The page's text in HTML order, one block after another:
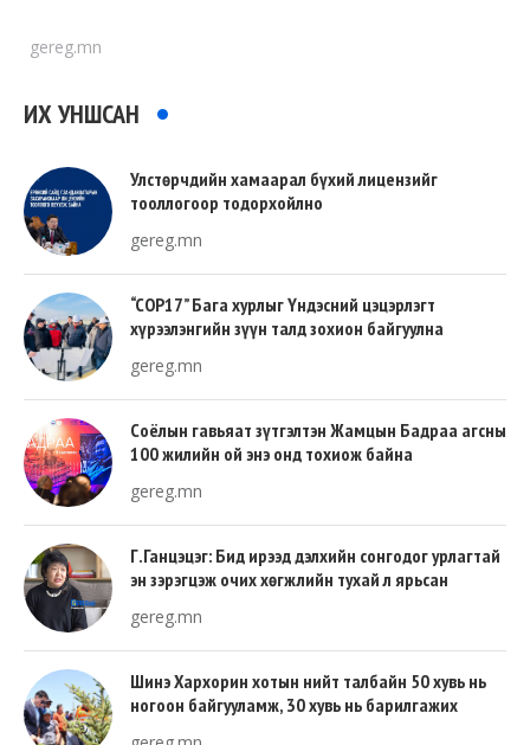
gereg.mn
ИХ УНШСАН
Улстөрчдийн хамаарал бүхий лицензийг
тооллогоор тодорхойлно
gereg.mn
“COP17” Бага хурлыг Үндэсний цэцэрлэгт
хүрээлэнгийн зүүн талд зохион байгуулна
gereg.mn
Соёлын гавьяат зүтгэлтэн Жамцын Бадраа агсны
100 жилийн ой энэ онд тохиож байна
gereg.mn
Г.Ганцэцэг: Бид ирээд дэлхийн сонгодог урлагтай
эн зэрэгцэж очих хөгжлийн тухай л ярьсан
gereg.mn
Шинэ Хархорин хотын нийт талбайн 50 хувь нь
ногоон байгууламж, 30 хувь нь барилгажих